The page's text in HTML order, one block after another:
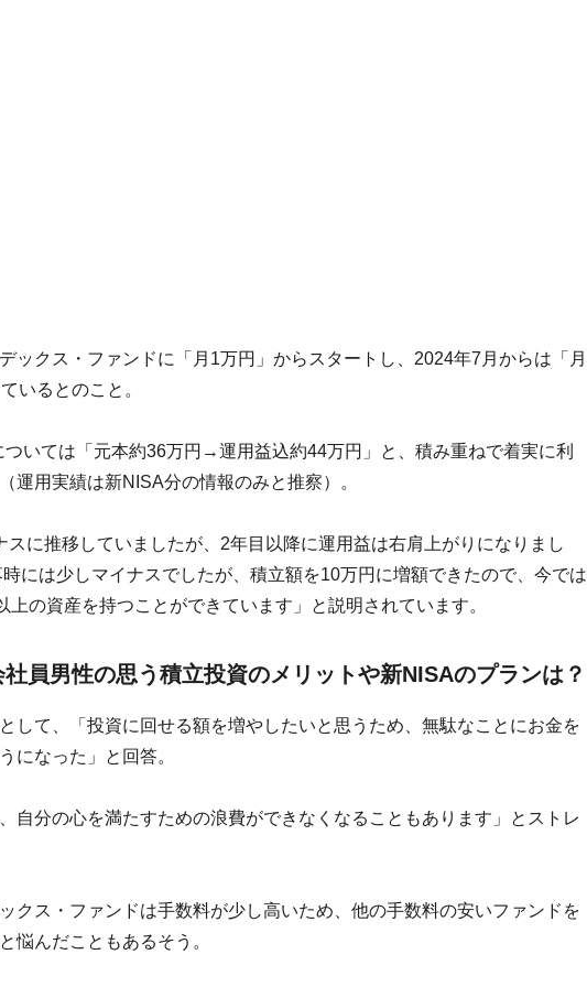
ックス・ファンドに「月1万円」からスタートし、2024年7月からは「月
いるとのこと。
いては「元本約36万円→運用益込約44万円」と、積み重ねで着実に利
運用実績は新NISA分の情報のみと推察）。
スに推移していましたが、2年目以降に運用益は右肩上がりになりまし
には少しマイナスでしたが、積立額を10万円に増額できたので、今では
上の資産を持つことができています」と説明されています。
員男性の思う積立投資のメリットや新NISAのプランは？
して、「投資に回せる額を増やしたいと思うため、無駄なことにお金を
になった」と回答。
自分の心を満たすための浪費ができなくなることもあります」とストレ
クス・ファンドは手数料が少し高いため、他の手数料の安いファンドを
悩んだこともあるそう。